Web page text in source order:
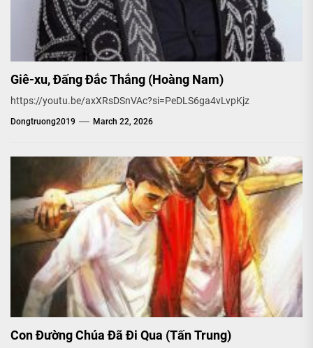
Giê-xu, Đấng Đắc Thắng (Hoàng Nam)
https://youtu.be/axXRsDSnVAc?si=PeDLS6ga4vLvpKjz
Dongtruong2019 March 22, 2026
Con Đường Chúa Đã Đi Qua (Tấn Trung)